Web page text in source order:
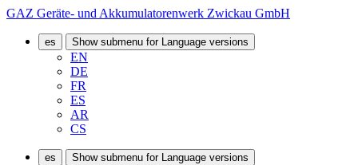
GAZ Geräte- und Akkumulatorenwerk Zwickau GmbH
es Show submenu for Language versions
EN
DE
FR
ES
AR
CS
es Show submenu for Language versions